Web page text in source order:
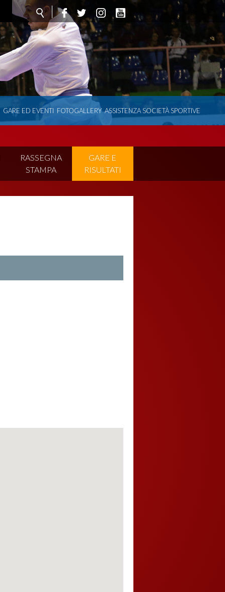
GARE ED EVENTI FOTOGALLERY ASSISTENZA SOCIETÀ SPORTIVE
RASSEGNA
STAMPA
GARE E
RISULTATI